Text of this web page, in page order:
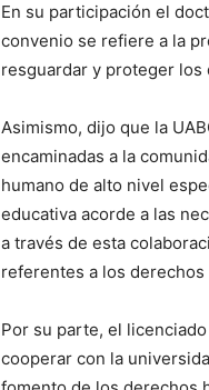
En su participación el
convenio se refiere a la
resguardar y proteger los
Asimismo, dijo que la
encaminadas a la
humano de alto nivel
educativa acorde a las
a través de esta
referentes a los derechos
Por su parte, el
cooperar con la